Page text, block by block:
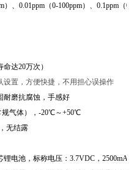
）、0.01ppm（0-100ppm）、0.1ppm（0-
达20万次）
设置，方便快捷，不用担心误操作
耐磨抗腐蚀，手感好
气体），-20℃～+50℃
无结露
电池，标称电压：3.7VDC，2500mAh